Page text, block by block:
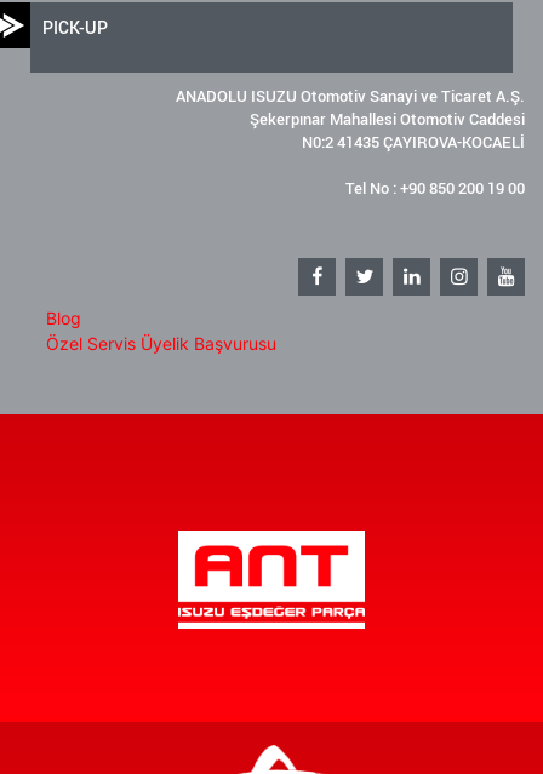
PICK-UP
ANADOLU ISUZU Otomotiv Sanayi ve Ticaret A.Ş.
Şekerpınar Mahallesi Otomotiv Caddesi
N0:2 41435 ÇAYIROVA-KOCAELİ
Tel No : +90 850 200 19 00
Blog
Özel Servis Üyelik Başvurusu